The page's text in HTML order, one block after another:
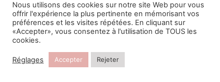
Le rêve du jaguar, de Miguel
Bonnefoy
lecteur! [...]
Célèbre, de Maud Ventura
Nous utilisons des cookies sur notre site Web pour vous
offrir l'expérience la plus pertinente en mémorisant vos
préférences et les visites répétées. En cliquant sur
«Accepter», vous consentez à l'utilisation de TOUS les
cookies.
Réglages Accepter Rejeter